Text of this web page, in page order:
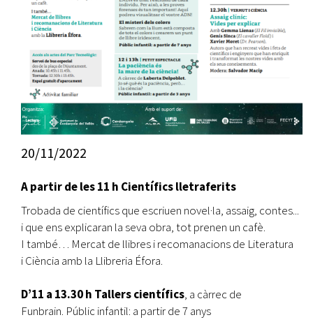
20/11/2022
A partir de les 11 h Científics lletraferits
Trobada de científics que escriuen novel·la, assaig, contes...
i que ens explicaran la seva obra, tot prenen un cafè.
I també… Mercat de llibres i recomanacions de Literatura
i Ciència amb la Llibreria Éfora.
D’11 a 13.30 h Tallers científics, a càrrec de
Funbrain. Públic infantil: a partir de 7 anys